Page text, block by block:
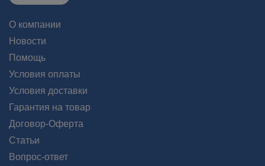
О компании
Новости
Помощь
Условия оплаты
Условия доставки
Гарантия на товар
Договор-Оферта
Статьи
Вопрос-ответ